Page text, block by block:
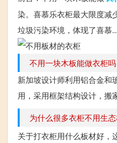
染。喜慕乐衣柜最大限度减
垃圾污染环境，体现了喜慕
不用一块木板能做衣柜吗
新加坡设计师利用铝合金和
用，采用框架结构设计，搬
为什么很多衣柜不用生
关于打衣柜用什么板材好，